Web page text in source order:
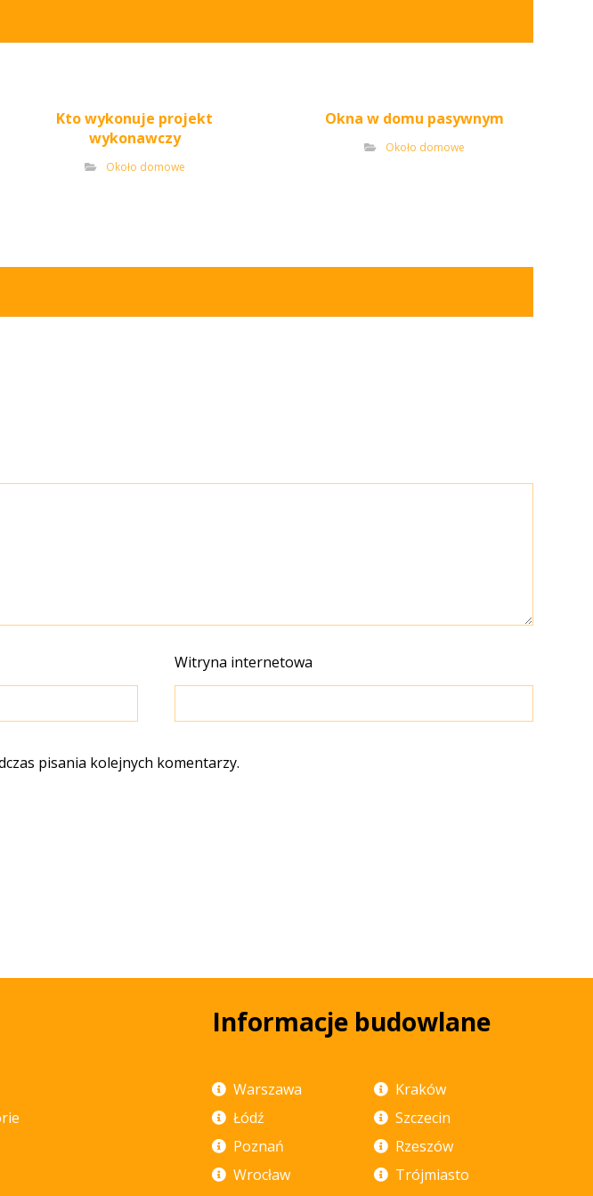
Kto wykonuje projekt
wykonawczy
Około domowe
Okna w domu pasywnym
Około domowe
Witryna internetowa
pisania kolejnych komentarzy.
Informacje budowlane
Warszawa
Kraków
Łódź
Szczecin
Poznań
Rzeszów
Wrocław
Trójmiasto